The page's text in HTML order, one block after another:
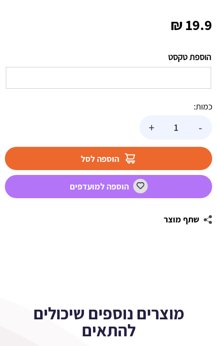
19.9
₪
הוספת טקסט
כמות:
-
FUN
+
הוספה לסל
הוספה למועדפים
שתף מוצר
מוצרים נוספים שיכולים
להתאים